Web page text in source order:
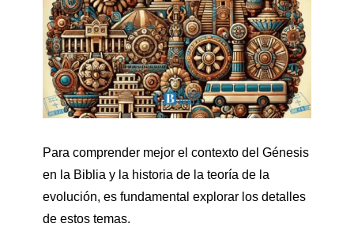
Para comprender mejor el contexto del Génesis
en la Biblia y la historia de la teoría de la
evolución, es fundamental explorar los detalles
de estos temas.